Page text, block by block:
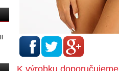
K výrobku doporučujeme